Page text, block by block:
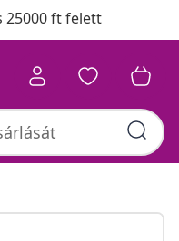
25000 ft felett